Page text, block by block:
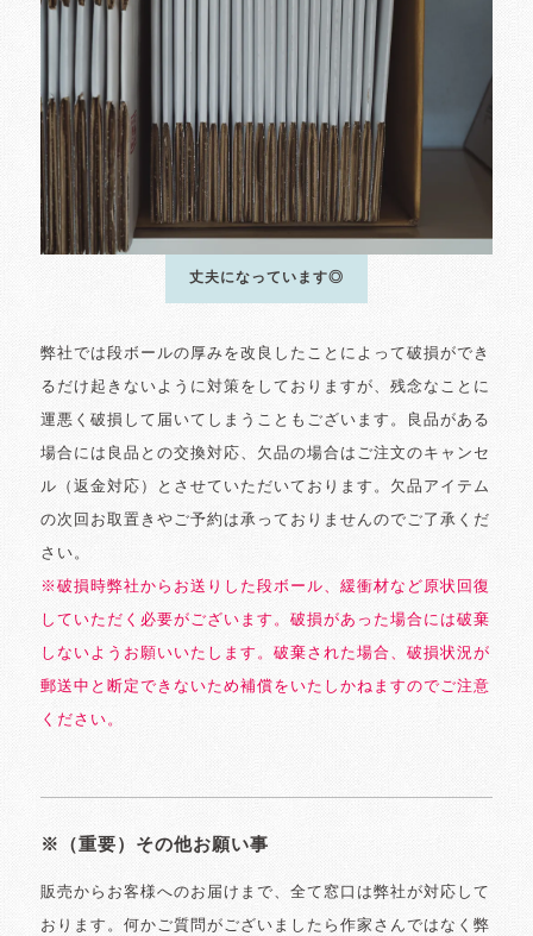
丈夫になっています◎
弊社では段ボールの厚みを改良したことによって破損ができ
るだけ起きないように対策をしておりますが、残念なことに
運悪く破損して届いてしまうこともございます。良品がある
場合には良品との交換対応、欠品の場合はご注文のキャンセ
ル（返金対応）とさせていただいております。欠品アイテム
の次回お取置きやご予約は承っておりませんのでご了承くだ
さい。
※破損時弊社からお送りした段ボール、緩衝材など原状回復
していただく必要がございます。破損があった場合には破棄
しないようお願いいたします。破棄された場合、破損状況が
郵送中と断定できないため補償をいたしかねますのでご注意
ください。
※（重要）その他お願い事
販売からお客様へのお届けまで、全て窓口は弊社が対応して
おります。何かご質問がございましたら作家さんではなく弊